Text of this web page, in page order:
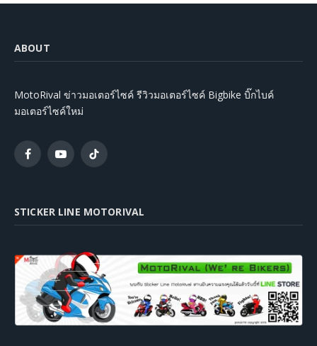
ABOUT
MotoRival ข่าวมอเตอร์ไซค์ รีวิวมอเตอร์ไซค์ Bigbike บิ๊กไบค์
มอเตอร์ไซค์ใหม่
FacebookYouTubeTikTok
STICKER LINE MOTORIVAL